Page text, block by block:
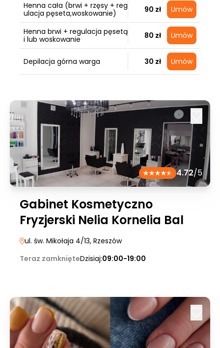
Henna cała (brwi + rzęsy + reg
ulacja pęseta,woskowanie)
90 zł Umów
Henna brwi + regulacja pęsetą
i lub woskowanie
80 zł Umów
Depilacja górna warga 30 zł Umów
4.72/5
Gabinet Kosmetyczno
Fryzjerski Nelia Kornelia Bal
ul. św. Mikołaja 4/13, Rzeszów
Teraz zamknięteDzisiaj:09:00-19:00